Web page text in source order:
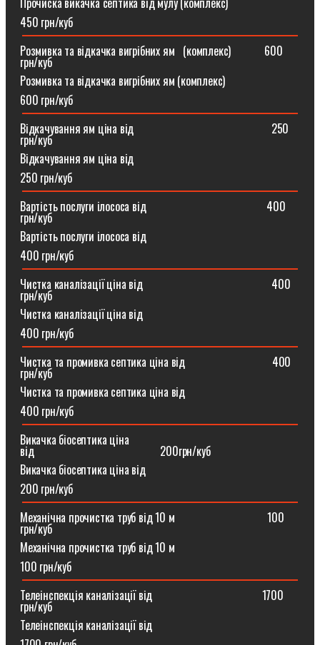
450 грн/куб
Розмивка та відкачка вигрібних ям⠀(комплекс)⠀⠀⠀⠀600
грн/куб
Розмивка та відкачка вигрібних ям (комплекс)⠀
600 грн/куб
Відкачування ям ціна від ⠀⠀⠀⠀⠀⠀⠀⠀⠀⠀⠀⠀⠀⠀⠀⠀250
грн/куб
Відкачування ям ціна від
250 грн/куб
Вартість послуги ілососа від ⠀⠀⠀⠀⠀⠀⠀⠀⠀⠀⠀⠀⠀⠀400
грн/куб
Вартість послуги ілососа від
400 грн/куб
Чистка каналізації ціна від ⠀⠀⠀⠀⠀⠀⠀⠀⠀⠀⠀⠀⠀⠀⠀400
грн/куб
Чистка каналізації ціна від
400 грн/куб
Чистка та промивка септика ціна від ⠀⠀⠀⠀⠀⠀⠀⠀⠀⠀400
грн/куб
Чистка та промивка септика ціна від
400 грн/куб
Викачка біосептика ціна
від⠀⠀⠀⠀⠀⠀⠀⠀⠀⠀⠀⠀⠀⠀⠀200грн/куб
Викачка біосептика ціна від
200 грн/куб
Механічна прочистка труб від 10 м⠀⠀⠀⠀⠀⠀⠀⠀⠀⠀⠀100
грн/куб
Механічна прочистка труб від 10 м
100 грн/куб
Телеінспекція каналізації від⠀⠀⠀⠀⠀⠀⠀⠀⠀⠀⠀⠀⠀1700
грн/куб
Телеінспекція каналізації від